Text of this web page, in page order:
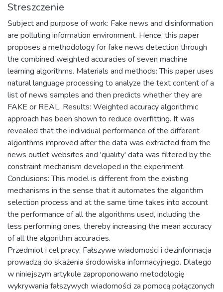
Streszczenie
Subject and purpose of work: Fake news and disinformation
are polluting information environment. Hence, this paper
proposes a methodology for fake news detection through
the combined weighted accuracies of seven machine
learning algorithms. Materials and methods: This paper uses
natural language processing to analyze the text content of a
list of news samples and then predicts whether they are
FAKE or REAL. Results: Weighted accuracy algorithmic
approach has been shown to reduce overfitting. It was
revealed that the individual performance of the different
algorithms improved after the data was extracted from the
news outlet websites and 'quality' data was filtered by the
constraint mechanism developed in the experiment.
Conclusions: This model is different from the existing
mechanisms in the sense that it automates the algorithm
selection process and at the same time takes into account
the performance of all the algorithms used, including the
less performing ones, thereby increasing the mean accuracy
of all the algorithm accuracies.
Przedmiot i cel pracy: Fałszywe wiadomości i dezinformacja
prowadzą do skażenia środowiska informacyjnego. Dlatego
w niniejszym artykule zaproponowano metodologię
wykrywania fałszywych wiadomości za pomocą połączonych